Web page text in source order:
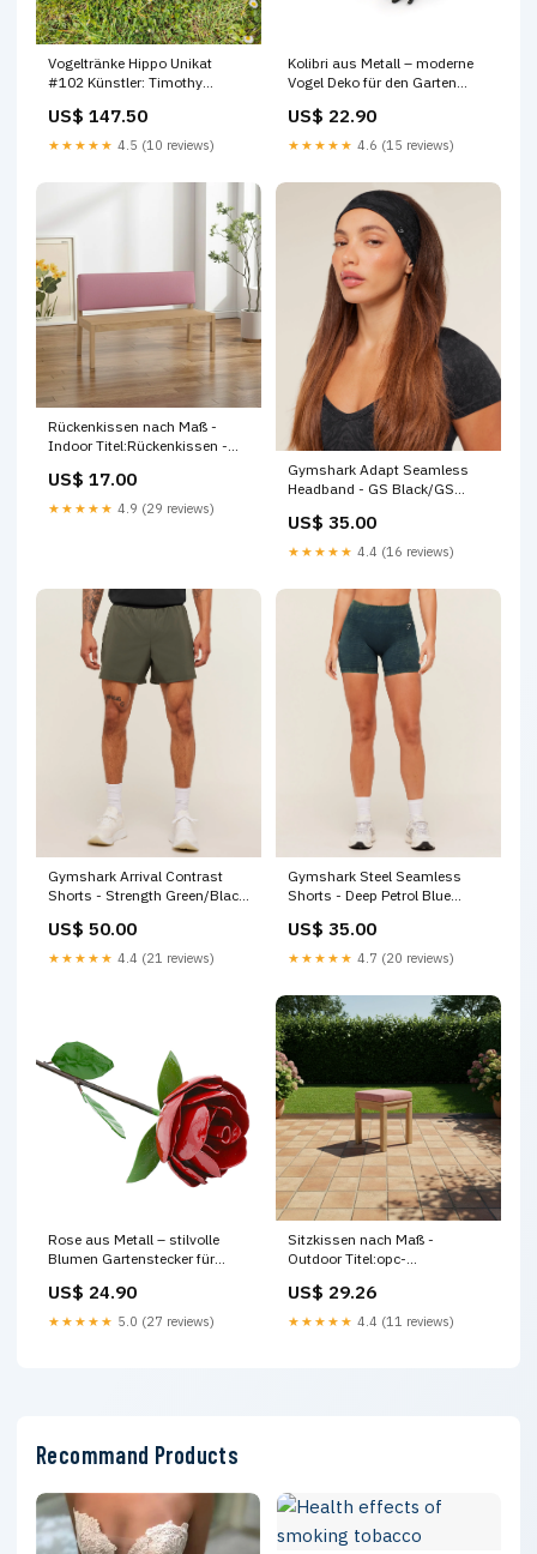
Vogeltränke Hippo Unikat
#102 Künstler: Timothy
US$ 147.50
★★★★★ 4.5 (10 reviews)
Kolibri aus Metall – moderne
Vogel Deko für den Garten
US$ 22.90
★★★★★ 4.6 (15 reviews)
Rückenkissen nach Maß -
Indoor Titel:Rückenkissen -
US$ 17.00
★★★★★ 4.9 (29 reviews)
Gymshark Adapt Seamless
Headband - GS Black/GS
US$ 35.00
★★★★★ 4.4 (16 reviews)
Gymshark Arrival Contrast
Shorts - Strength Green/Black
US$ 50.00
★★★★★ 4.4 (21 reviews)
Gymshark Steel Seamless
Shorts - Deep Petrol Blue
US$ 35.00
★★★★★ 4.7 (20 reviews)
Rose aus Metall – stilvolle
Blumen Gartenstecker für
US$ 24.90
★★★★★ 5.0 (27 reviews)
Sitzkissen nach Maß -
Outdoor Titel:opc-
US$ 29.26
★★★★★ 4.4 (11 reviews)
Recommand Products